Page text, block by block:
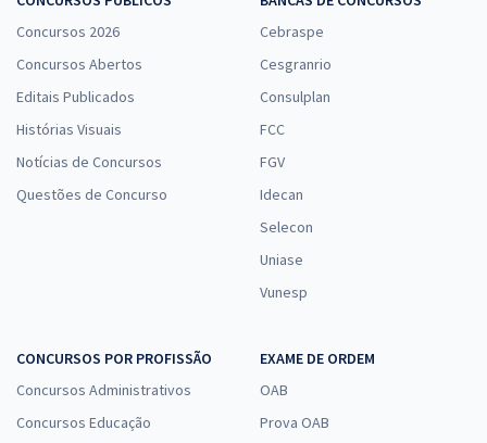
Concursos 2026
Concursos Abertos
Editais Publicados
Histórias Visuais
Notícias de Concursos
Questões de Concurso
Cebraspe
Cesgranrio
Consulplan
FCC
FGV
Idecan
Selecon
Uniase
Vunesp
CONCURSOS POR PROFISSÃO
Concursos Administrativos
Concursos Educação
EXAME DE ORDEM
OAB
Prova OAB